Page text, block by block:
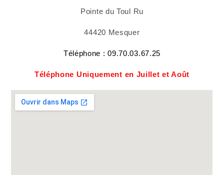
Pointe du Toul Ru
44420 Mesquer
Téléphone : 09.70.03.67.25
Téléphone Uniquement en Juillet et Août